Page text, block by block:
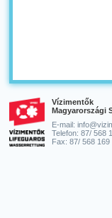
Vízimentők
Magyarországi
E-mail:
Telefon: 87/ 568
Fax: 87/ 568 169